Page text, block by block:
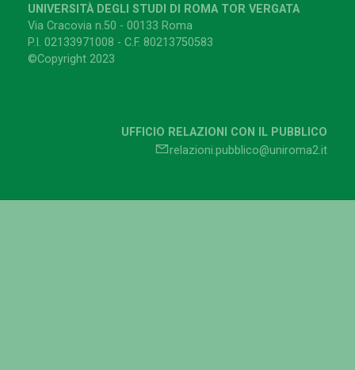
UNIVERSITÀ DEGLI STUDI DI ROMA TOR VERGATA
Via Cracovia n.50 - 00133 Roma
P.I. 02133971008 - C.F. 80213750583
©Copyright 2023
UFFICIO RELAZIONI CON IL PUBBLICO
relazioni.pubblico@uniroma2.it